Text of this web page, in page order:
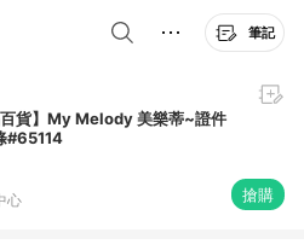
筆記
百貨】My Melody 美樂蒂~證件
#65114
心 搶購